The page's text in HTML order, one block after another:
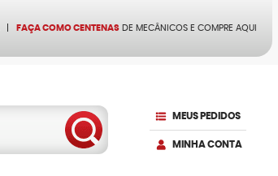
FAÇA COMO CENTENAS DE MECÂNICOS E COMPRE AQUI
MEUS PEDIDOS
MINHA CONTA